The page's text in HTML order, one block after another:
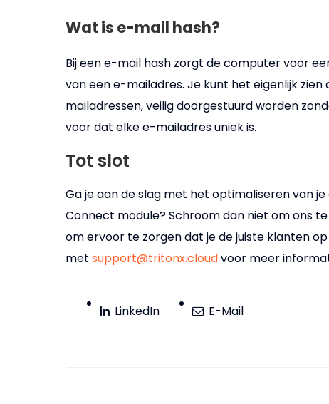
Wat is e-mail hash?
Bij een e-mail hash zorgt de computer voor
van een e-mailadres. Je kunt het eigenlijk
mailadressen, veilig doorgestuurd worden
voor dat elke e-mailadres uniek is.
Tot slot
Ga je aan de slag met het optimaliseren van
Connect module? Schroom dan niet om ons
om ervoor te zorgen dat je de juiste klanten
met support@tritonx.cloudvoor meer
LinkedIn E-Mail